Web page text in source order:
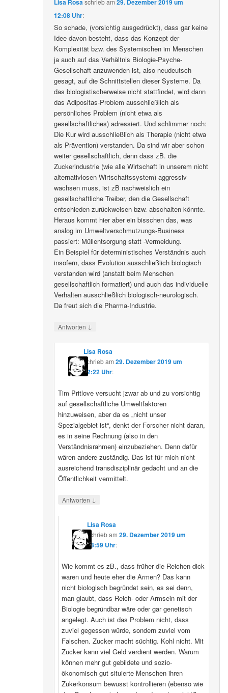
Lisa Rosaschriebam29. Dezember 2019 um
12:08 Uhr:
So schade, (vorsichtig ausgedrückt), dass gar keine
Idee davon besteht, dass das Konzept der
Komplexität bzw. des Systemischen im Menschen
ja auch auf das Verhältnis Biologie-Psyche-
Gesellschaft anzuwenden ist, also neudeutsch
gesagt, auf die Schnittstellen dieser Systeme. Da
das biologistischerweise nicht stattfindet, wird dann
das Adipositas-Problem ausschließlich als
persönliches Problem (nicht etwa als
gesellschaftliches) adressiert. Und schlimmer noch:
Die Kur wird ausschließlich als Therapie (nicht etwa
als Prävention) verstanden. Da sind wir aber schon
weiter gesellschaftlich, denn dass zB. die
Zuckerindustrie (wie alle Wirtschaft in unserem nicht
alternativlosen Wirtschaftssystem) aggressiv
wachsen muss, ist zB nachweislich ein
gesellschaftliche Treiber, den die Gesellschaft
entschieden zurückweisen bzw. abschalten könnte.
Heraus kommt hier aber ein bisschen das, was
analog im Umweltverschmutzungs-Business
passiert: Müllentsorgung statt -Vermeidung.
Ein Beispiel für deterministisches Verständnis auch
insofern, dass Evolution ausschließlich biologisch
verstanden wird (anstatt beim Menschen
gesellschaftlich formatiert) und auch das individuelle
Verhalten ausschließlich biologisch-neurologisch.
Da freut sich die Pharma-Industrie.
Antworten ↓
Lisa Rosa
schriebam 29. Dezember 2019 um
12:22 Uhr:
Tim Pritlove versucht jzwar ab und zu vorsichtig
auf gesellschaftliche Umweltfaktoren
hinzuweisen, aber da es „nicht unser
Spezialgebiet ist“, denkt der Forscher nicht daran,
es in seine Rechnung (also in den
Verständnisrahmen) einzubeziehen. Denn dafür
wären andere zuständig. Das ist für mich nicht
ausreichend transdisziplinär gedacht und an die
Öffentlichkeit vermittelt.
Antworten ↓
Lisa Rosa
schriebam29. Dezember 2019 um
13:59 Uhr:
Wie kommt es zB., dass früher die Reichen dick
waren und heute eher die Armen? Das kann
nicht biologisch begründet sein, es sei denn,
man glaubt, dass Reich- oder Armsein mit der
Biologie begründbar wäre oder gar genetisch
angelegt. Auch ist das Problem nicht, dass
zuviel gegessen würde, sondern zuviel vom
Falschen. Zucker macht süchtig. Kohl nicht. Mit
Zucker kann viel Geld verdient werden. Warum
können mehr gut gebildete und sozio-
ökonomisch gut situierte Menschen ihren
Zukerkonsum bewusst kontrollieren (ebenso wie